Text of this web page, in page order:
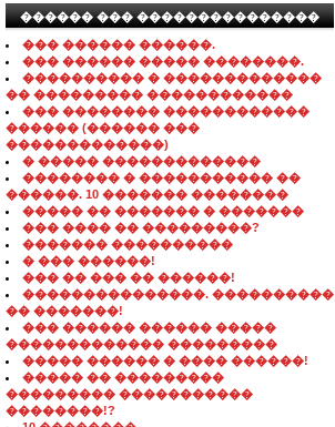
������ ��� ���������������
��� ������ ������.
��� ������ ����� ��������.
���������� � �������������
�� ��������� ������������
��� �������� ������������
������ (������ ���
�������������)
� ����� �������������
�������� � ����������� ��
������. 10 ������� ��������
����� �� ������� � �������
��� ���� �� ���������?
������� ����������
� ��� ������!
��� �� ��� �� ������!
���������������. ����������
�� �������!
��� ������ ������ �����
������������� ���������
����� ������ � ���� ������!
����� �� ���������
��������� �����������
��������!?